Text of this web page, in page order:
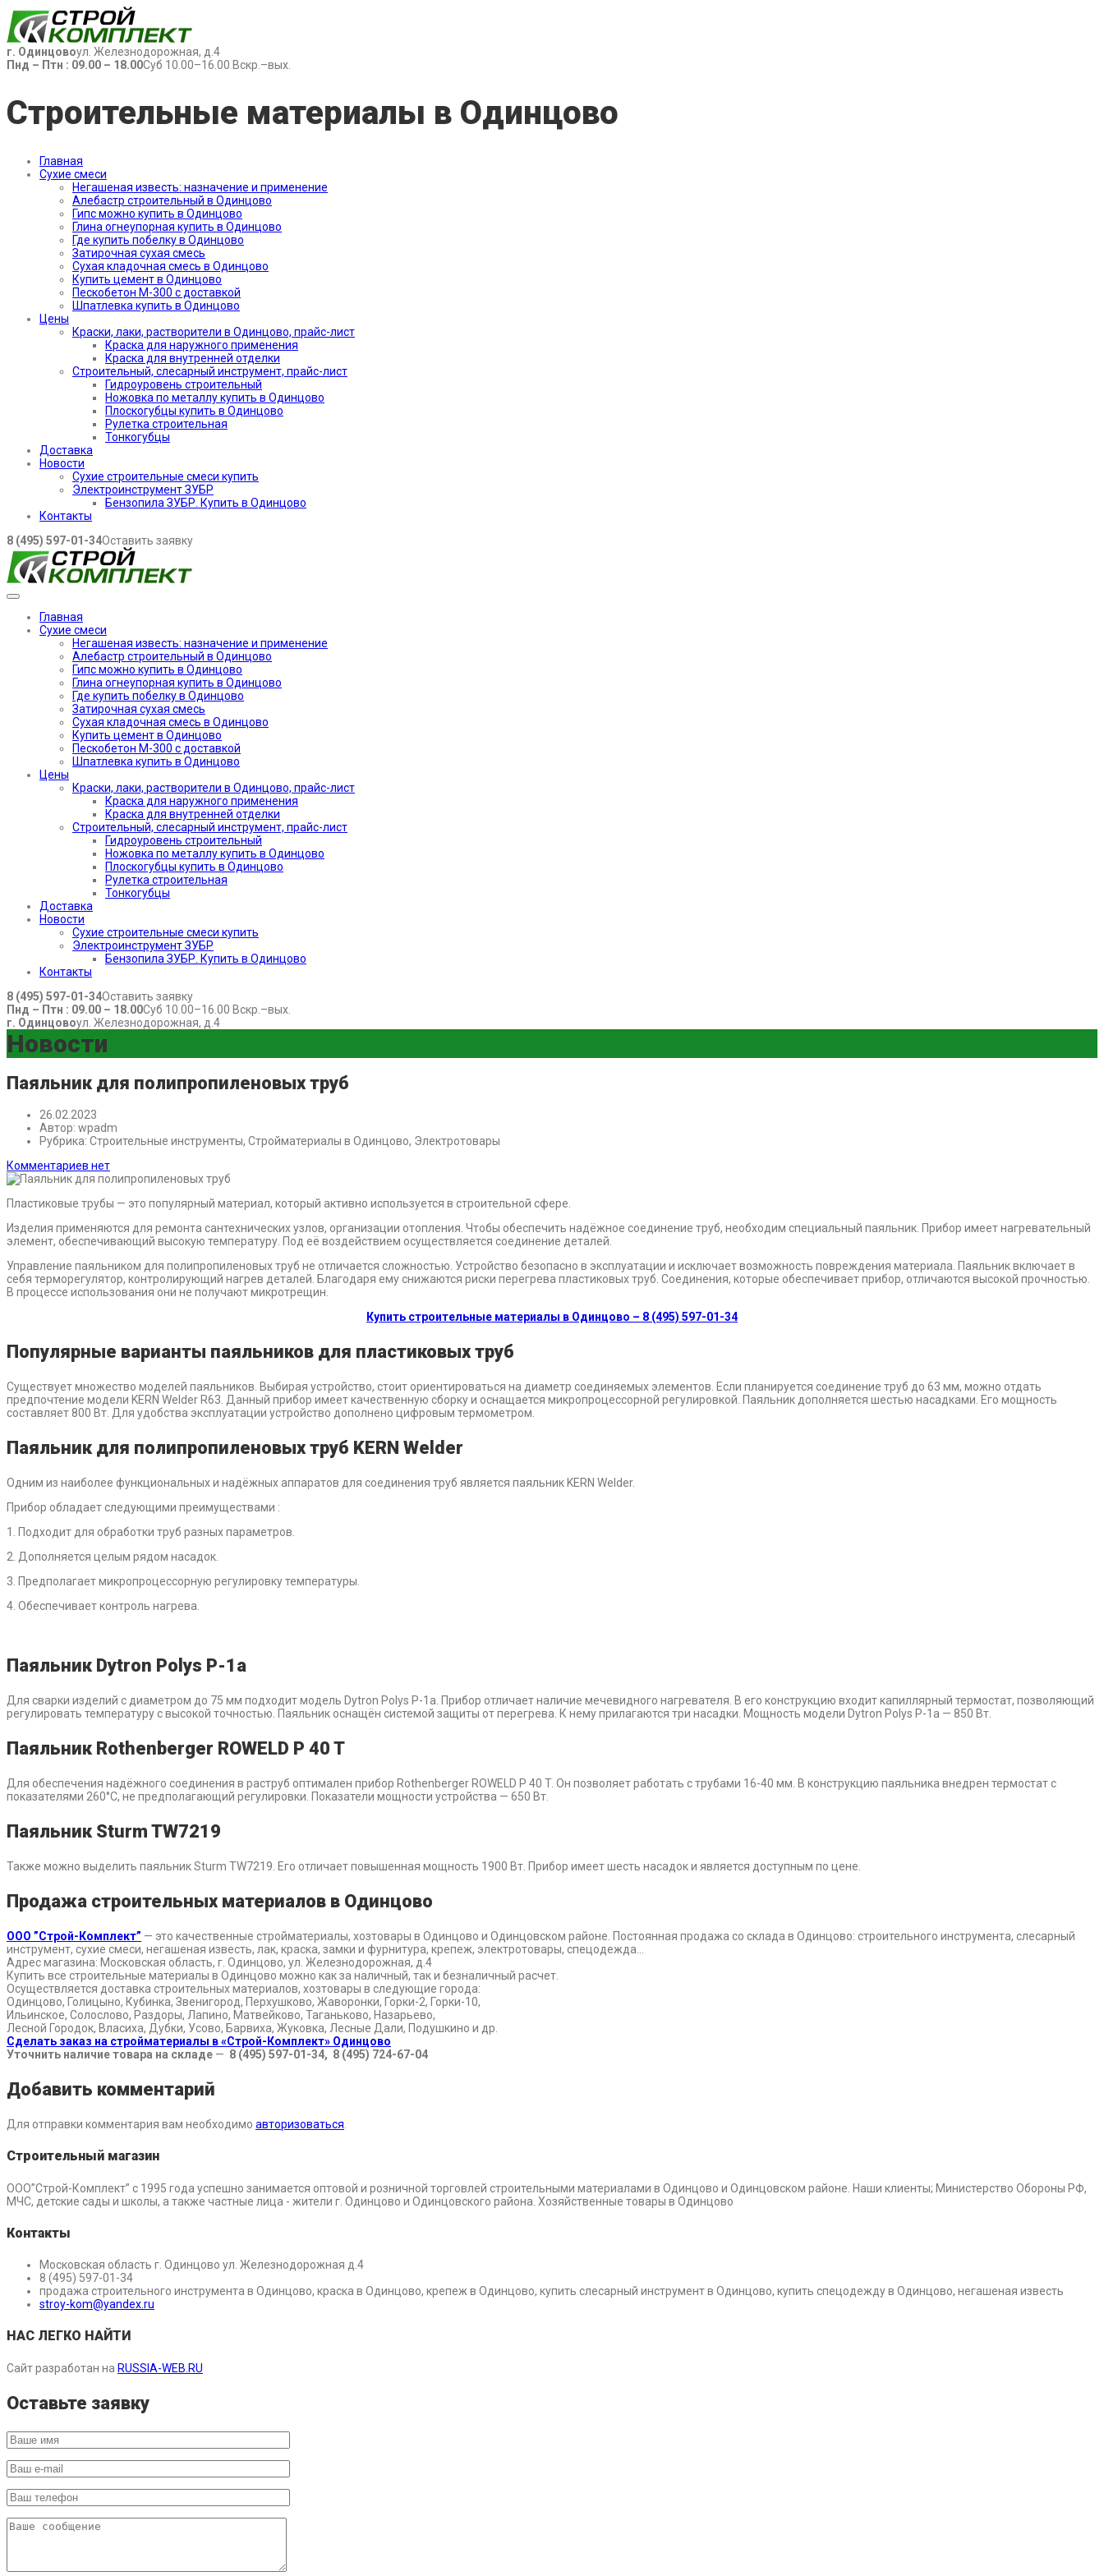
г. Одинцовоул. Железнодорожная, д.4
Пнд – Птн : 09.00 – 18.00Суб 10.00–16.00 Вскр.–вых.
Строительные материалы в Одинцово
Главная
Сухие смеси
Негашеная известь: назначение и применение
Алебастр строительный в Одинцово
Гипс можно купить в Одинцово
Глина огнеупорная купить в Одинцово
Где купить побелку в Одинцово
Затирочная сухая смесь
Сухая кладочная смесь в Одинцово
Купить цемент в Одинцово
Пескобетон М-300 с доставкой
Шпатлевка купить в Одинцово
Цены
Краски, лаки, растворители в Одинцово, прайс-лист
Краска для наружного применения
Краска для внутренней отделки
Строительный, слесарный инструмент, прайс-лист
Гидроуровень строительный
Ножовка по металлу купить в Одинцово
Плоскогубцы купить в Одинцово
Рулетка строительная
Тонкогубцы
Доставка
Новости
Сухие строительные смеси купить
Электроинструмент ЗУБР
Бензопила ЗУБР. Купить в Одинцово
Контакты
8 (495) 597-01-34Оставить заявку
Главная
Сухие смеси
Негашеная известь: назначение и применение
Алебастр строительный в Одинцово
Гипс можно купить в Одинцово
Глина огнеупорная купить в Одинцово
Где купить побелку в Одинцово
Затирочная сухая смесь
Сухая кладочная смесь в Одинцово
Купить цемент в Одинцово
Пескобетон М-300 с доставкой
Шпатлевка купить в Одинцово
Цены
Краски, лаки, растворители в Одинцово, прайс-лист
Краска для наружного применения
Краска для внутренней отделки
Строительный, слесарный инструмент, прайс-лист
Гидроуровень строительный
Ножовка по металлу купить в Одинцово
Плоскогубцы купить в Одинцово
Рулетка строительная
Тонкогубцы
Доставка
Новости
Сухие строительные смеси купить
Электроинструмент ЗУБР
Бензопила ЗУБР. Купить в Одинцово
Контакты
8 (495) 597-01-34Оставить заявку
Пнд – Птн : 09.00 – 18.00Суб 10.00–16.00 Вскр.–вых.
г. Одинцовоул. Железнодорожная, д.4
Новости
Паяльник для полипропиленовых труб
26.02.2023
Автор: wpadm
Рубрика: Строительные инструменты, Стройматериалы в Одинцово, Электротовары
Комментариев нет
Пластиковые трубы — это популярный материал, который активно используется в строительной сфере.
Изделия применяются для ремонта сантехнических узлов, организации отопления. Чтобы обеспечить надёжное соединение труб, необходим специальный паяльник. Прибор имеет нагревательный
элемент, обеспечивающий высокую температуру. Под её воздействием осуществляется соединение деталей.
Управление паяльником для полипропиленовых труб не отличается сложностью. Устройство безопасно в эксплуатации и исключает возможность повреждения материала. Паяльник включает в
себя терморегулятор, контролирующий нагрев деталей. Благодаря ему снижаются риски перегрева пластиковых труб. Соединения, которые обеспечивает прибор, отличаются высокой прочностью.
В процессе использования они не получают микротрещин.
Купить строительные материалы в Одинцово – 8 (495) 597-01-34
Популярные варианты паяльников для пластиковых труб
Существует множество моделей паяльников. Выбирая устройство, стоит ориентироваться на диаметр соединяемых элементов. Если планируется соединение труб до 63 мм, можно отдать
предпочтение модели KERN Welder R63. Данный прибор имеет качественную сборку и оснащается микропроцессорной регулировкой. Паяльник дополняется шестью насадками. Его мощность
составляет 800 Вт. Для удобства эксплуатации устройство дополнено цифровым термометром.
Паяльник для полипропиленовых труб KERN Welder
Одним из наиболее функциональных и надёжных аппаратов для соединения труб является паяльник KERN Welder.
Прибор обладает следующими преимуществами :
1. Подходит для обработки труб разных параметров.
2. Дополняется целым рядом насадок.
3. Предполагает микропроцессорную регулировку температуры.
4. Обеспечивает контроль нагрева.
Паяльник Dytron Polys P-1a
Для сварки изделий с диаметром до 75 мм подходит модель Dytron Polys P-1a. Прибор отличает наличие мечевидного нагревателя. В его конструкцию входит капиллярный термостат, позволяющий
регулировать температуру с высокой точностью. Паяльник оснащён системой защиты от перегрева. К нему прилагаются три насадки. Мощность модели Dytron Polys P-1a — 850 Вт.
Паяльник Rothenberger ROWELD P 40 T
Для обеспечения надёжного соединения в раструб оптимален прибор Rothenberger ROWELD P 40 T. Он позволяет работать с трубами 16-40 мм. В конструкцию паяльника внедрен термостат с
показателями 260°С, не предполагающий регулировки. Показатели мощности устройства — 650 Вт.
Паяльник Sturm TW7219
Также можно выделить паяльник Sturm TW7219. Его отличает повышенная мощность 1900 Вт. Прибор имеет шесть насадок и является доступным по цене.
Продажа строительных материалов в Одинцово
ООО ”Строй-Комплект” — это качественные стройматериалы, хозтовары в Одинцово и Одинцовском районе. Постоянная продажа со склада в Одинцово: строительного инструмента, слесарный
инструмент, сухие смеси, негашеная известь, лак, краска, замки и фурнитура, крепеж, электротовары, спецодежда…
Адрес магазина: Московская область, г. Одинцово, ул. Железнодорожная, д.4
Купить все строительные материалы в Одинцово можно как за наличный, так и безналичный расчет.
Осуществляется доставка строительных материалов, хозтовары в следующие города:
Одинцово, Голицыно, Кубинка, Звенигород, Перхушково, Жаворонки, Горки-2, Горки-10,
Ильинское, Солослово, Раздоры, Лапино, Матвейково, Таганьково, Назарьево,
Лесной Городок, Власиха, Дубки, Усово, Барвиха, Жуковка, Лесные Дали, Подушкино и др.
Сделать заказ на стройматериалы в «Строй-Комплект» Одинцово
Уточнить наличие товара на складе — 8 (495) 597-01-34, 8 (495) 724-67-04
Добавить комментарий
Для отправки комментария вам необходимо авторизоваться
Строительный магазин
ООО”Строй-Комплект” с 1995 года успешно занимается оптовой и розничной торговлей строительными материалами в Одинцово и Одинцовском районе. Наши клиенты; Министерство Обороны РФ,
МЧС, детские сады и школы, а также частные лица - жители г. Одинцово и Одинцовского района. Хозяйственные товары в Одинцово
Контакты
Московская область г. Одинцово ул. Железнодорожная д.4
8 (495) 597-01-34
продажа строительного инструмента в Одинцово, краска в Одинцово, крепеж в Одинцово, купить слесарный инструмент в Одинцово, купить спецодежду в Одинцово, негашеная известь
stroy-kom@yandex.ru
НАС ЛЕГКО НАЙТИ
Сайт разработан на RUSSIA-WEB.RU
Оставьте заявку